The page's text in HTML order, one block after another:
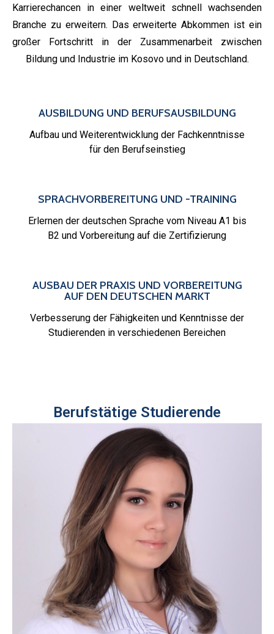
Karrierechancen in einer weltweit schnell wachsenden
Branche zu erweitern. Das erweiterte Abkommen ist ein
großer Fortschritt in der Zusammenarbeit zwischen
Bildung und Industrie im Kosovo und in Deutschland.
AUSBILDUNG UND BERUFSAUSBILDUNG
Aufbau und Weiterentwicklung der Fachkenntnisse
für den Berufseinstieg
SPRACHVORBEREITUNG UND -TRAINING
Erlernen der deutschen Sprache vom Niveau A1 bis
B2 und Vorbereitung auf die Zertifizierung
AUSBAU DER PRAXIS UND VORBEREITUNG
AUF DEN DEUTSCHEN MARKT
Verbesserung der Fähigkeiten und Kenntnisse der
Studierenden in verschiedenen Bereichen
Berufstätige Studierende